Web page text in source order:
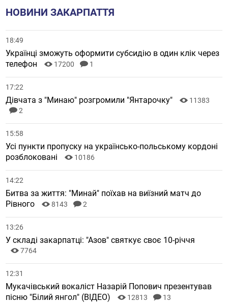
НОВИНИ ЗАКАРПАТТЯ
18:49
Українці зможуть оформити субсидію в один клік через
телефон
17200 1
17:22
Дівчата з "Минаю" розгромили "Янтарочку"
11383
2
15:58
Усі пункти пропуску на українсько-польському кордоні
розблоковані
10186
14:22
Битва за життя: "Минай" поїхав на виїзний матч до
Рівного
8143 2
13:26
У складі закарпатці: "Азов" святкує своє 10-річчя
7764
12:31
Мукачівський вокаліст Назарій Попович презентував
пісню "Білий янгол" (ВІДЕО)
12813 13